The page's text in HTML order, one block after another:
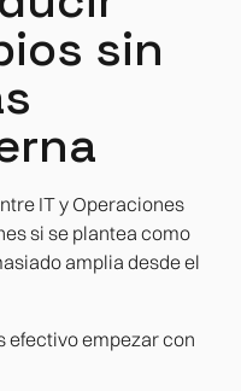
sin
IT y Operaciones
si se plantea como
amplia desde el
efectivo empezar con